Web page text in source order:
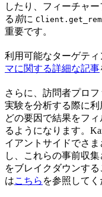
したり、フィーチャ
る 前に
重要です。
利用可能なターゲティ
マに関する詳細な記事
さらに、訪問者プロ
実験を分析する際に
どの要因で結果をフ
るようになります。
イアントサイドでさ
し、これらの事前収
をブレイクダウンす
はこちら を参照してく